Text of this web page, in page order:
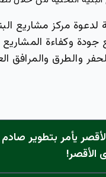
لدعوة مركز مشاريع
وكفاءة
والطرق والمرافق
يأمر بتطوير
الأقصر!